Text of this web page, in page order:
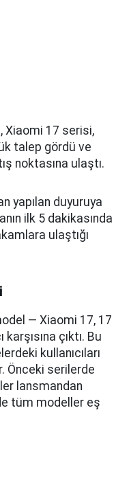
Xiaomi 17 serisi,
talep gördü ve
noktasına ulaştı.
yapılan duyuruya
ilk 5 dakikasında
ulaştığı
— Xiaomi 17, 17
çıktı. Bu
kullanıcıları
Önceki serilerde
lansmandan
tüm modeller eş